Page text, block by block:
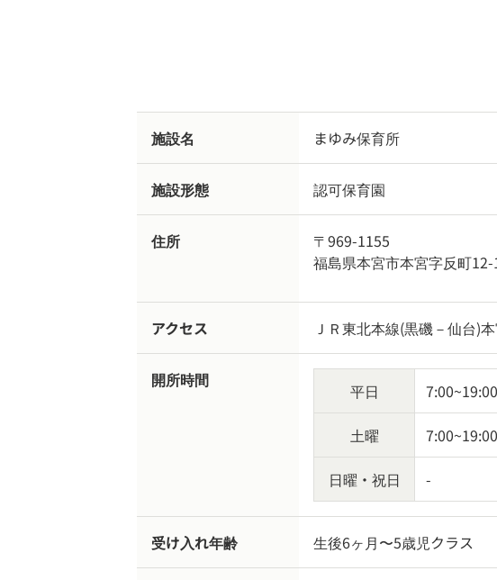
施設名 まゆみ保育所
施設形態 認可保育園
住所
〒969-1155
福島県本宮市本宮字反町12-
アクセス ＪＲ東北本線(黒磯－仙台)
開所時間
平日
土曜
日曜・祝日 -
受け入れ年齢 生後6ヶ月〜5歳児クラス